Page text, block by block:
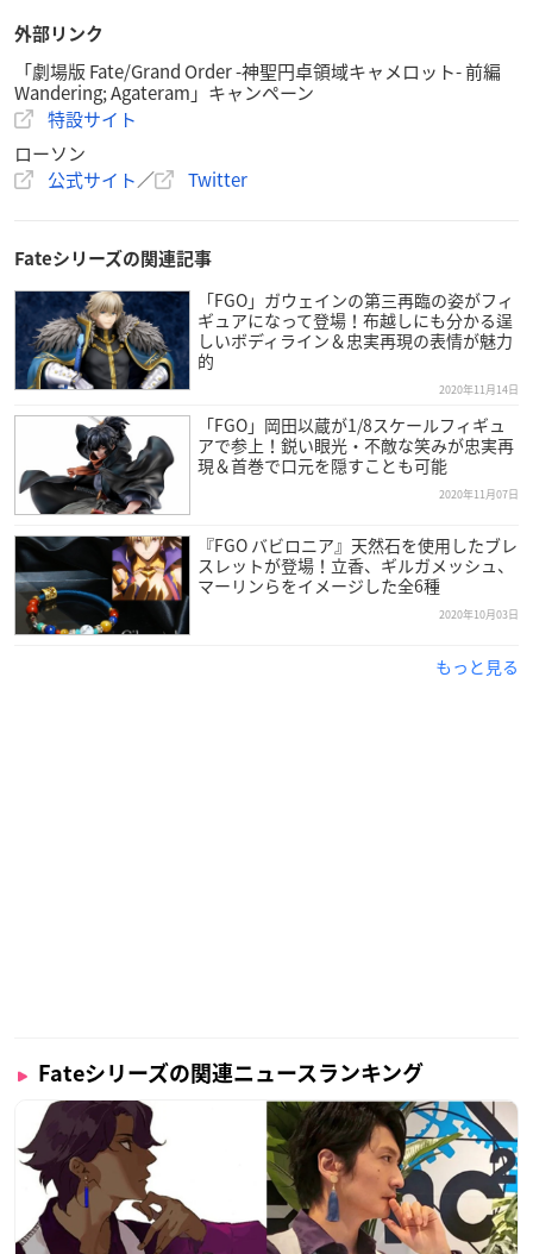
外部リンク
「劇場版 Fate/Grand Order -神聖円卓領域キャメロット- 前編
Wandering; Agateram」キャンペーン
特設サイト
ローソン
公式サイト／ Twitter
Fateシリーズの関連記事
「FGO」ガウェインの第三再臨の姿がフィ
ギュアになって登場！布越しにも分かる逞
しいボディライン＆忠実再現の表情が魅力
的
2020年11月14日
「FGO」岡田以蔵が1/8スケールフィギュ
アで参上！鋭い眼光・不敵な笑みが忠実再
現＆首巻で口元を隠すことも可能
2020年11月07日
『FGO バビロニア』天然石を使用したブレ
スレットが登場！立香、ギルガメッシュ、
マーリンらをイメージした全6種
2020年10月03日
もっと見る
Fateシリーズの関連ニュースランキング